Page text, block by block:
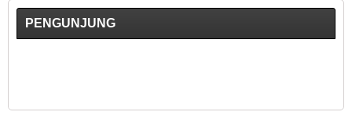
PENGUNJUNG